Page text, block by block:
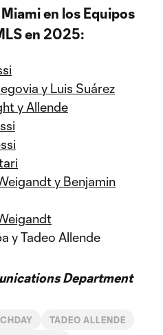
en los Equipos
en 2025:
y Luis Suárez
y Allende
y Benjamin
y Tadeo Allende
Department
TADEO ALLENDE